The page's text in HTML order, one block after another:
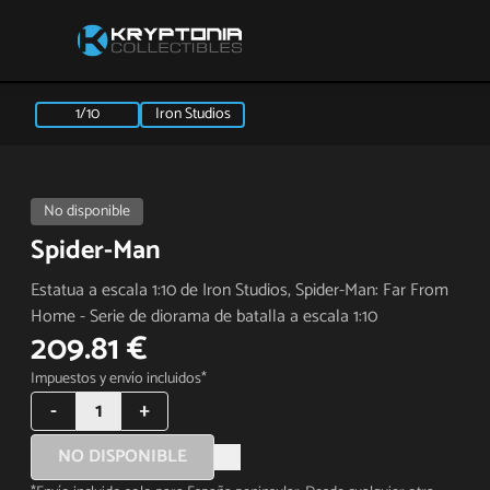
1/10 Iron Studios
No disponible
Spider-Man
Estatua a escala 1:10 de Iron Studios, Spider-Man: Far From
Home - Serie de diorama de batalla a escala 1:10
209.81 €
Impuestos y envío incluidos*
- 1 +
NO DISPONIBLE